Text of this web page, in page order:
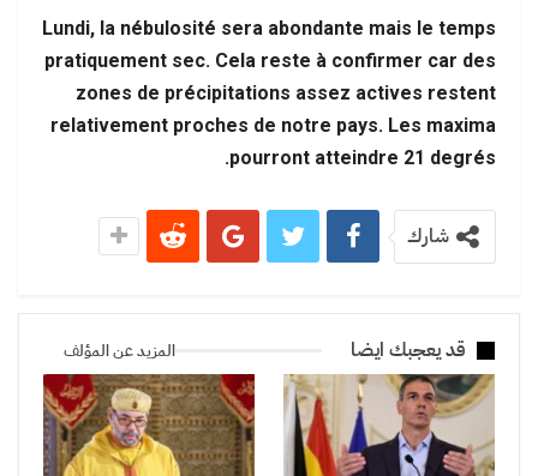
Lundi, la nébulosité sera abondante mais le temps
pratiquement sec. Cela reste à confirmer car des
zones de précipitations assez actives restent
relativement proches de notre pays. Les maxima
pourront atteindre 21 degrés.
شارك
قد يعجبك ايضا المزيد عن المؤلف